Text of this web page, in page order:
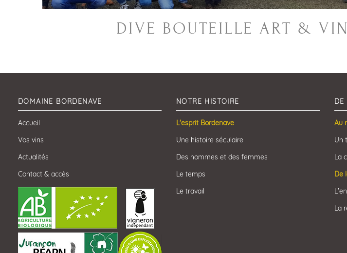
DIVE BOUTEILLE ART &
DOMAINE BORDENAVE
Accueil
Vos vins
Actualités
Contact & accès
NOTRE HISTOIRE
L'esprit Bordenave
Une histoire séculaire
Des hommes et des femmes
Le temps
Le travail
DE
Au
Un
La
De
La